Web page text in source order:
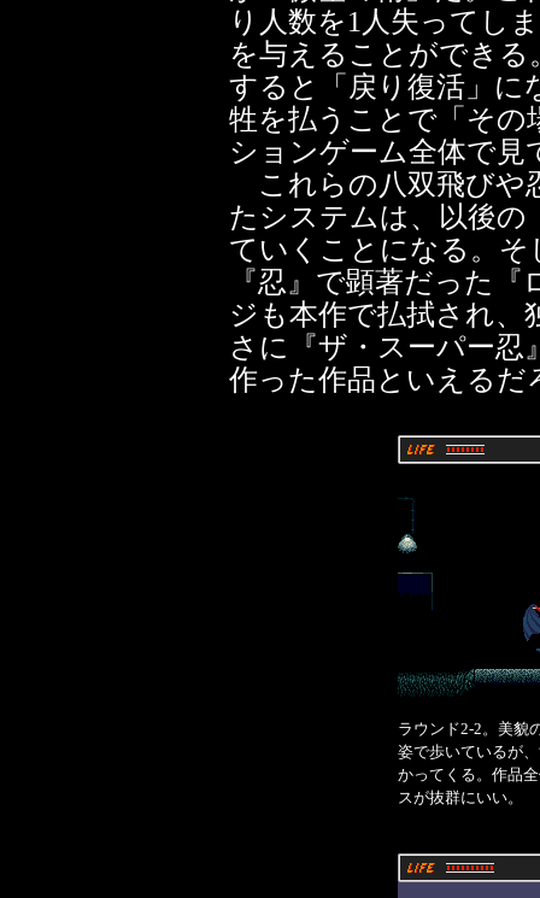
り人数を1人失ってし
を与えることができ
すると「戻り復活」に
牲を払うことで「その
ションゲーム全体で
これらの八双飛びや
たシステムは、以後の
ていくことになる。そ
『忍』で顕著だった
ジも本作で払拭され、
さに『ザ・スーパー忍
作った作品といえるだ
ラウンド2-2。美貌
姿で歩いているが
かってくる。作品
スが抜群にいい。